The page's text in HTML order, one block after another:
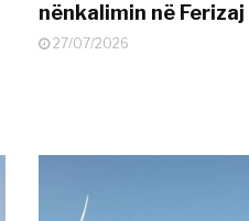
nënkalimin në Ferizaj
27/07/2026